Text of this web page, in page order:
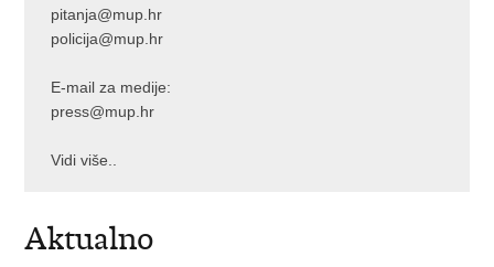
pitanja@mup.hr
policija@mup.hr
E-mail za medije:
press@mup.hr
Vidi više..
Aktualno